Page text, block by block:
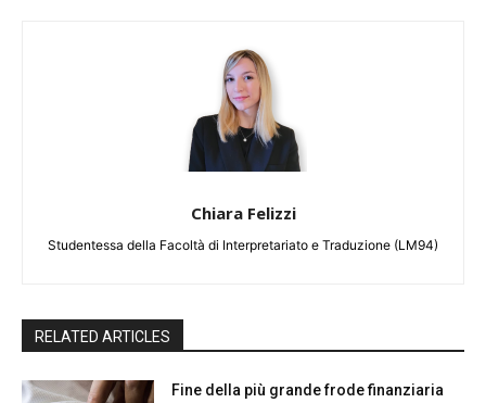
Chiara Felizzi
Studentessa della Facoltà di Interpretariato e Traduzione (LM94)
RELATED ARTICLES
Fine della più grande frode finanziaria